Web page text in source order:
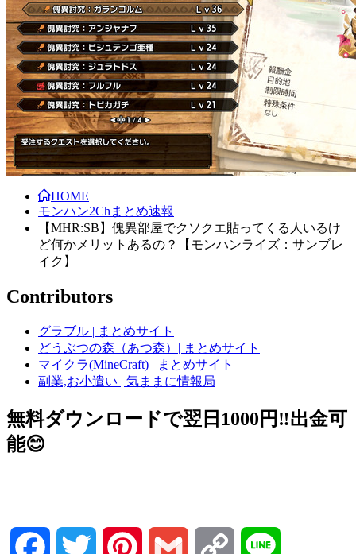
HOME
モンハン2Chまとめ速報
【MHR:SB】傀異部屋でクソクエ貼ってくる人いるけ
ど何かメリットあるの？【モンハンライズ：サンブレ
イク】
Contributors
グラブル | まとめサイト
どうぶつの森（あつ森）| まとめサイト
マイクラ(MineCraft) | まとめサイト
副業,お小遣い | 気ままに情報局
無料ダウンロードで翌日1000円‼️出金可
能😊
Facebook Twitter Pinterest Gmail Copy